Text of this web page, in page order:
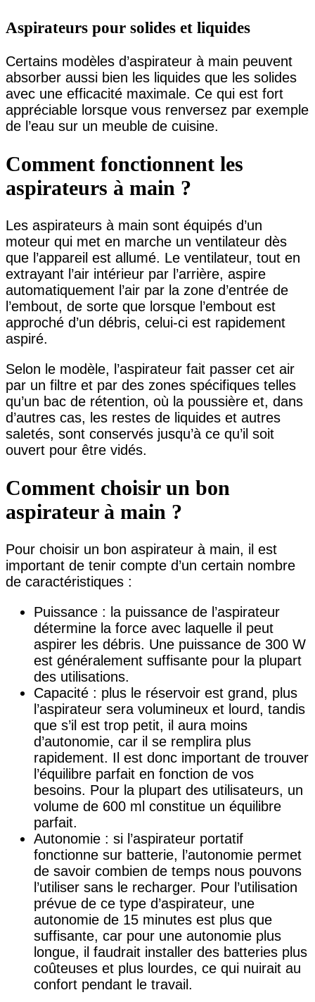
Aspirateurs pour solides et liquides
Certains modèles d’aspirateur à main peuvent
absorber aussi bien les liquides que les solides
avec une efficacité maximale. Ce qui est fort
appréciable lorsque vous renversez par exemple
de l’eau sur un meuble de cuisine.
Comment fonctionnent les
aspirateurs à main ?
Les aspirateurs à main sont équipés d’un
moteur qui met en marche un ventilateur dès
que l’appareil est allumé. Le ventilateur, tout en
extrayant l’air intérieur par l’arrière, aspire
automatiquement l’air par la zone d’entrée de
l’embout, de sorte que lorsque l’embout est
approché d’un débris, celui-ci est rapidement
aspiré.
Selon le modèle, l’aspirateur fait passer cet air
par un filtre et par des zones spécifiques telles
qu’un bac de rétention, où la poussière et, dans
d’autres cas, les restes de liquides et autres
saletés, sont conservés jusqu’à ce qu’il soit
ouvert pour être vidés.
Comment choisir un bon
aspirateur à main ?
Pour choisir un bon aspirateur à main, il est
important de tenir compte d’un certain nombre
de caractéristiques :
Puissance : la puissance de l’aspirateur
détermine la force avec laquelle il peut
aspirer les débris. Une puissance de 300 W
est généralement suffisante pour la plupart
des utilisations.
Capacité : plus le réservoir est grand, plus
l’aspirateur sera volumineux et lourd, tandis
que s’il est trop petit, il aura moins
d’autonomie, car il se remplira plus
rapidement. Il est donc important de trouver
l’équilibre parfait en fonction de vos
besoins. Pour la plupart des utilisateurs, un
volume de 600 ml constitue un équilibre
parfait.
Autonomie : si l’aspirateur portatif
fonctionne sur batterie, l’autonomie permet
de savoir combien de temps nous pouvons
l’utiliser sans le recharger. Pour l’utilisation
prévue de ce type d’aspirateur, une
autonomie de 15 minutes est plus que
suffisante, car pour une autonomie plus
longue, il faudrait installer des batteries plus
coûteuses et plus lourdes, ce qui nuirait au
confort pendant le travail.